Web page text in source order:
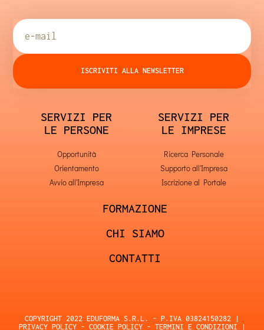
ISCRIVITI ALLA NEWSLETTER
SERVIZI PER
LE PERSONE
Opportunità
Orientamento
Avvio all'Impresa
SERVIZI PER
LE IMPRESE
Ricerca Personale
Supporto all'Impresa
Iscrizione al Portale
FORMAZIONE
CHI SIAMO
CONTATTI
COPYRIGHT 2022 EDUFORMA S.R.L. - P.IVA 03824150282 |
PRIVACY POLICY- COOKIE POLICY- TERMINI E CONDIZIONI |